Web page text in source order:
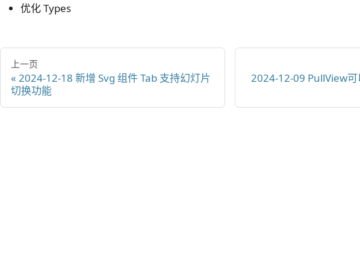
优化 Types
上一页
2024-12-18 新增 Svg 组件 Tab 支持幻灯片
切换功能
2024-12-09 PullView